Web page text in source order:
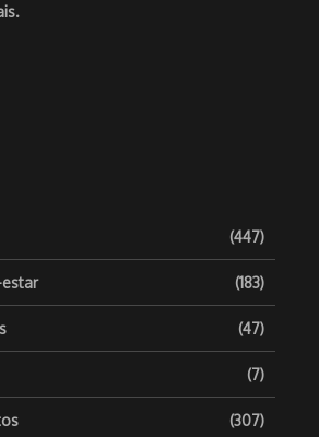
(447)
(183)
(47)
(7)
(307)